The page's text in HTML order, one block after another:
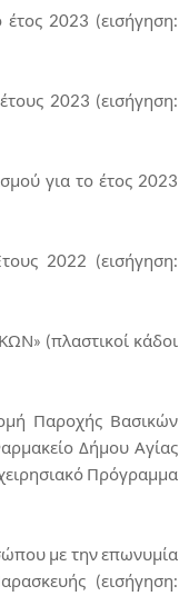
2023 (εισήγηση:
2023 (εισήγηση:
για το έτος 2023
2022 (εισήγηση:
(πλαστικοί κάδοι
Παροχής Βασικών
Δήμου Αγίας
Πρόγραμμα
με την επωνυμία
(εισήγηση: